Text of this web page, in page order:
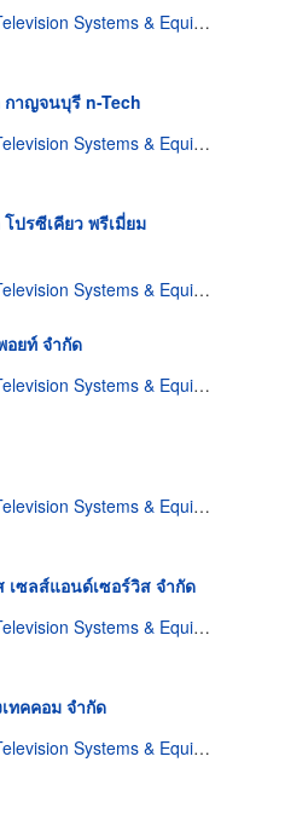
Systems & Equipment-Closed Circuit
กาญจนบุรี n-Tech
Systems & Equipment-Closed Circuit
ปรซีเคียว พรีเมี่ยม
Systems & Equipment-Closed Circuit
อยท์ จำกัด
Systems & Equipment-Closed Circuit
Systems & Equipment-Closed Circuit
เซลส์แอนด์เซอร์วิส จำกัด
Systems & Equipment-Closed Circuit
ทคคอม จำกัด
Systems & Equipment-Closed Circuit